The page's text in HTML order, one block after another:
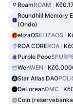
RoamROAM
Roundhill Memory
(Ondo)
elizaOSELIZAOS
ROA COREROA
Purple Pepe
WenWEN
Star Atlas DAO
DeLoreanDMC
Coin